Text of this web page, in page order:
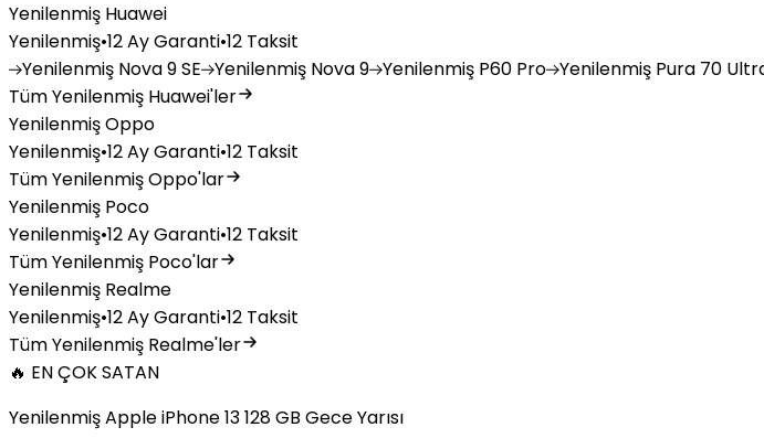
Yenilenmiş Huawei
Yenilenmiş•12 Ay Garanti•12 Taksit
Yenilenmiş Nova 9 SE Yenilenmiş Nova 9 Yenilenmiş P60 Pro Yenilenmiş Pura 70
Tüm Yenilenmiş Huawei'ler
Yenilenmiş Oppo
Yenilenmiş•12 Ay Garanti•12 Taksit
Tüm Yenilenmiş Oppo'lar
Yenilenmiş Poco
Yenilenmiş•12 Ay Garanti•12 Taksit
Tüm Yenilenmiş Poco'lar
Yenilenmiş Realme
Yenilenmiş•12 Ay Garanti•12 Taksit
Tüm Yenilenmiş Realme'ler
🔥 EN ÇOK SATAN
Yenilenmiş Apple iPhone 13 128 GB Gece Yarısı